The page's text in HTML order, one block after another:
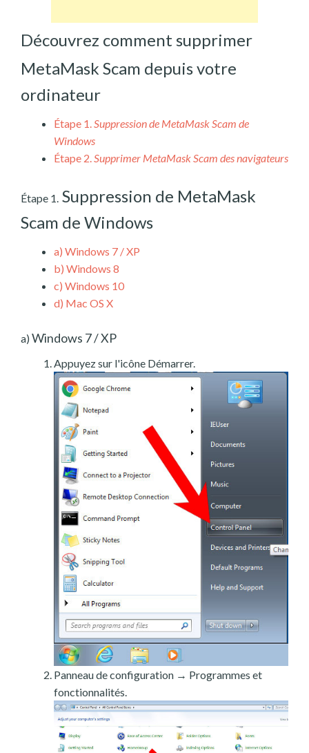
Découvrez comment supprimer
MetaMask Scam depuis votre
ordinateur
Étape 1.Suppression de MetaMask Scam de
Windows
Étape 2.Supprimer MetaMask Scam des navigateurs
Étape 1. Suppression de MetaMask
Scam de Windows
a) Windows 7 / XP
b) Windows 8
c) Windows 10
d) Mac OS X
a) Windows 7 / XP
Appuyez sur l'icône Démarrer.
Panneau de configuration → Programmes et
fonctionnalités.